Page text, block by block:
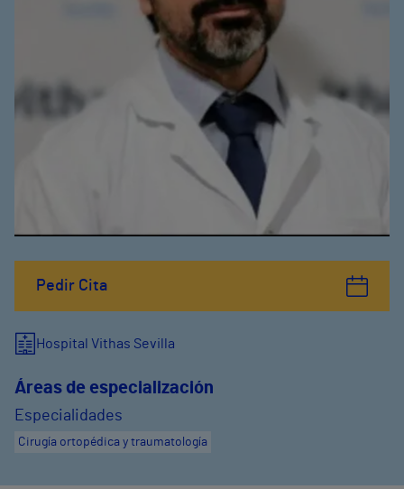
Pedir Cita
Hospital Vithas Sevilla
Áreas de especialización
Especialidades
Cirugía ortopédica y traumatología